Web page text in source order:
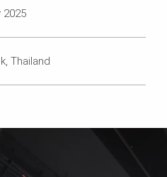
2025
Thailand